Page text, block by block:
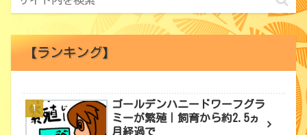
【ランキング】
ゴールデンハニードワーフグラ
ミーが繁殖｜飼育から約2.5ヵ
月経過で